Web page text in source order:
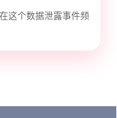
这个数据泄露事件频